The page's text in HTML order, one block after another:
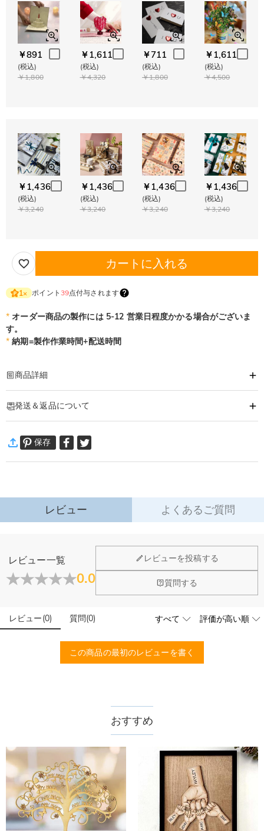
￥891
(税込)
￥1,800
￥1,611
(税込)
￥4,320
￥711
(税込)
￥1,800
￥1,611
(税込)
￥4,500
￥1,436
(税込)
￥3,240
￥1,436
(税込)
￥3,240
￥1,436
(税込)
￥3,240
￥1,436
(税込)
￥3,240
カートに入れる
1× ポイント 39点付与されます
* オーダー商品の製作には 5-12 営業日程度かかる場合がございま
す。
* 納期=製作作業時間+配送時間
商品詳細
大切な家族のお名前と写真をひとつに飾れる木製フォトフレームです。
ずっとそばに家族の絆を感じられるインテリアに！
発送＆返品について
万一、ご注文商品にご満足いただけない場合は、商品が到着後60日
保存
レビュー よくあるご質問
レビュー一覧
0.0
レビューを投稿する
質問する
レビュー(0) 質問(0)
この商品の最初のレビューを書く
ホーム＆雑貨
大量注文の制作は承っておりますか？
はい、対応可能です。ご希望の数量、デザイン、文字内容、ご
いたします。お気軽にお問い合わせください。
ードする画像に要求や制限等はありますか？
商品のベスト効果のために、お写真を選ぶ際に可能な限り最高
配送＆返品について
無料となります。（一部離島や遠方へご発送の場合、中継料が
納期=製作作業時間+配送時間 受注製作品のため、ご入金を確
認してから制作となります。大量生産品ではなく、一つ一つ手
でお作りしており、予定作業時間は商品ページに記載しており
ます。そしてご購入の際にお選び頂いた「配送方法」の選択に
よって、お届け日数が異なります。詳細は 配送についてまでご
確認ください。.
商品に納品書などの明細書は同梱されますか？
ません。領収書発行をご希望の場合は、ご注文明細をメールに
てご確認ください。
商品を海外へ直接発送することは可能でしょうか。
はい、対応可能です。海外配送をご希望の場合は、カスタマー
サポートまで詳しい海外配送先情報をお送りください。配送先
の国・地域によって送料が異なります。また、海外配送の際は
受取人様に関税が発生する場合がございます。
返品・交換はできますか？
お客様が商品受け取り後、60日以内の未使用品の返品は可能で
す。受注生産品のため、返品は50%の返品手数料(材料費)が発
生致します。詳細はキャンセル/返品についてまでご確認くだ
注文＆支払いについて
おすすめ